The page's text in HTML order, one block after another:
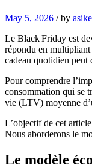
May 5, 2026 /by
Le Black Friday est
répondu en multipliant
cadeau quotidien peut
Pour comprendre
consommation qui se
vie (LTV) moyenne
L’objectif de cet
Nous aborderons le
Le modèle